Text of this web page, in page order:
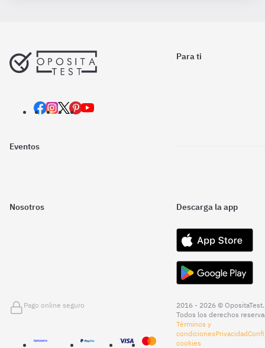
Para ti
Eventos
Nosotros Descarga la app
Pago online seguro
2016 - 2026 © OpositaTest.
Todos los derechos
Términos y
condicionesPrivacidad
cookies